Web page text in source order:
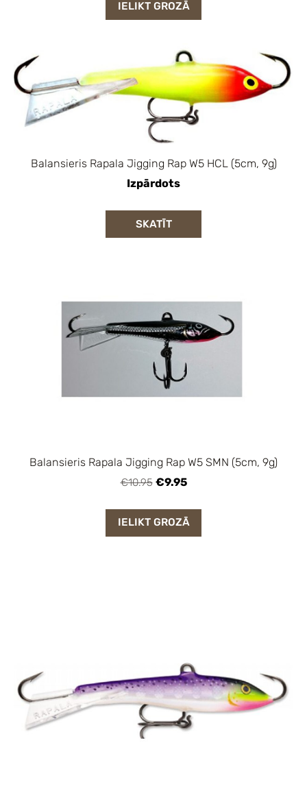
IELIKT GROZĀ
Balansieris Rapala Jigging Rap W5 HCL (5cm, 9g)
Izpārdots
SKATĪT
Balansieris Rapala Jigging Rap W5 SMN (5cm, 9g)
€10.95 €9.95
IELIKT GROZĀ